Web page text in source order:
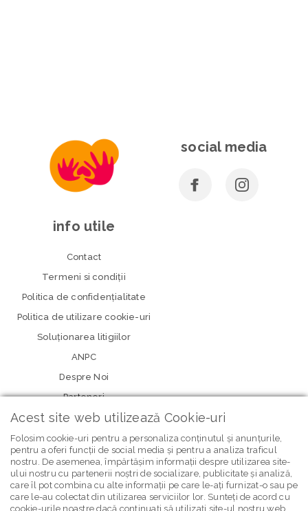
social media
info utile
Contact
Termeni si condiţii
Politica de confidenţialitate
Politica de utilizare cookie-uri
Soluționarea litigiilor
ANPC
Despre Noi
Parteneri
Acest site web utilizează Cookie-uri
Folosim cookie-uri pentru a personaliza conținutul și anunțurile,
pentru a oferi funcții de social media și pentru a analiza traficul
nostru. De asemenea, împărtășim informații despre utilizarea site-
ului nostru cu partenerii noștri de socializare, publicitate și analiză,
care îl pot combina cu alte informații pe care le-ați furnizat-o sau pe
care le-au colectat din utilizarea serviciilor lor. Sunteți de acord cu
cookie-urile noastre dacă continuați să utilizați site-ul nostru web.